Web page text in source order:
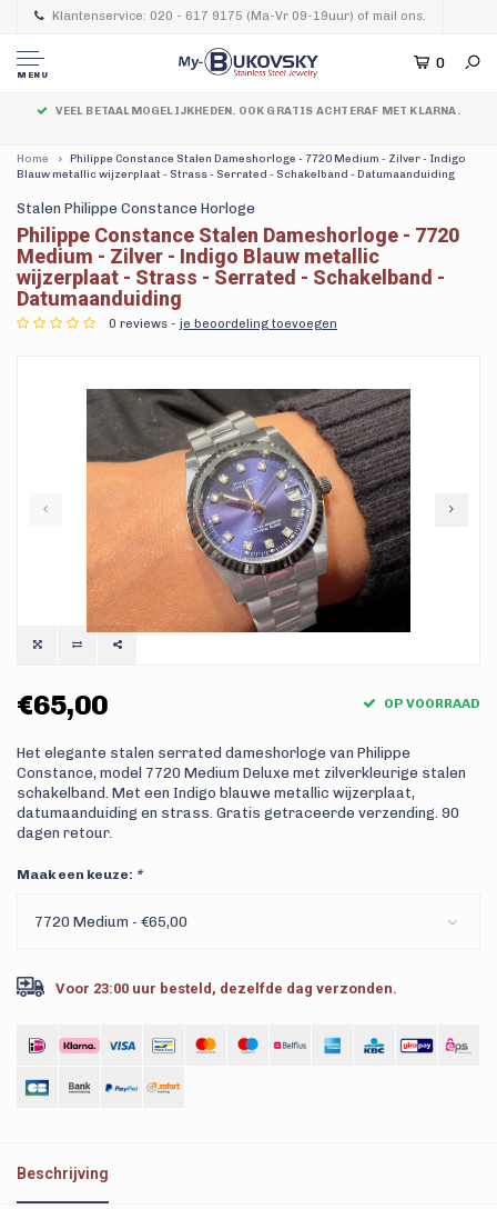
Klantenservice: 020 - 617 9175 (Ma-Vr 09-19uur) of mail ons.
MENU
0
VEEL BETAALMOGELIJKHEDEN. OOK GRATIS ACHTERAF MET KLARNA.
Home
Philippe Constance Stalen Dameshorloge - 7720 Medium - Zilver - Indigo
Blauw metallic wijzerplaat - Strass - Serrated - Schakelband - Datumaanduiding
Stalen Philippe Constance Horloge
Philippe Constance Stalen Dameshorloge - 7720
Medium - Zilver - Indigo Blauw metallic
wijzerplaat - Strass - Serrated - Schakelband -
Datumaanduiding
0 reviews - je beoordeling toevoegen
€65,00 OP VOORRAAD
Het elegante stalen serrated dameshorloge van Philippe
Constance, model 7720 Medium Deluxe met zilverkleurige stalen
schakelband. Met een Indigo blauwe metallic wijzerplaat,
datumaanduiding en strass. Gratis getraceerde verzending. 90
dagen retour.
Maak een keuze: *
7720 Medium - €65,00
Voor 23:00 uur besteld, dezelfde dag verzonden.
Beschrijving